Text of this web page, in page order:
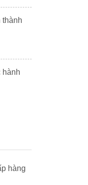
thành
hành
hàng